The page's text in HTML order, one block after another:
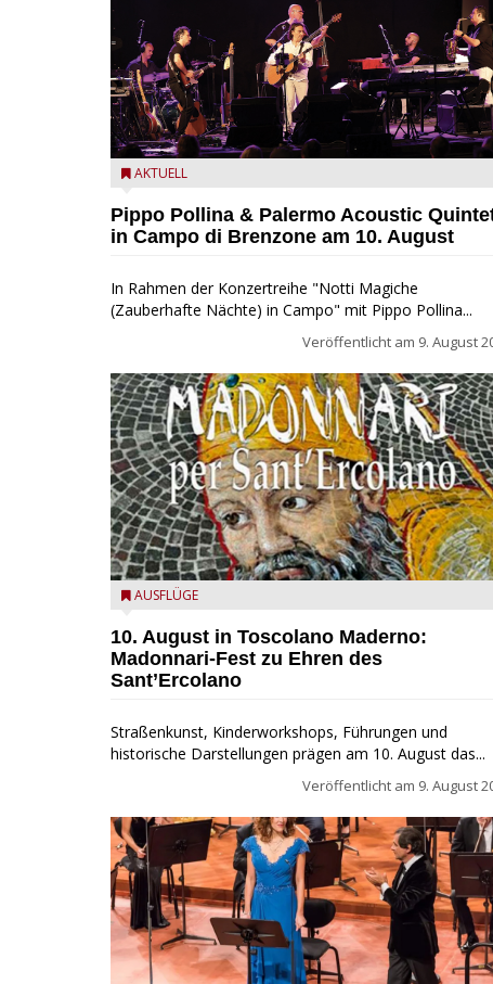
Pippo Pollina im Konzert mit dem Palermo Acoustic
AKTUELL
Pippo Pollina & Palermo Acoustic
in Campo di Brenzone am 10. August
In Rahmen der Konzertreihe "Notti Magiche
(Zauberhafte Nächte) in Campo" mit Pippo Pollina...
Veröffentlicht am 9. August
Toscolano Maderno: "Madonnari per Sant'Ercolano"
AUSFLÜGE
10. August in Toscolano Maderno:
Madonnari-Fest zu Ehren des
Sant’Ercolano
Straßenkunst, Kinderworkshops, Führungen und
historische Darstellungen prägen am 10. August das...
Veröffentlicht am 9. August